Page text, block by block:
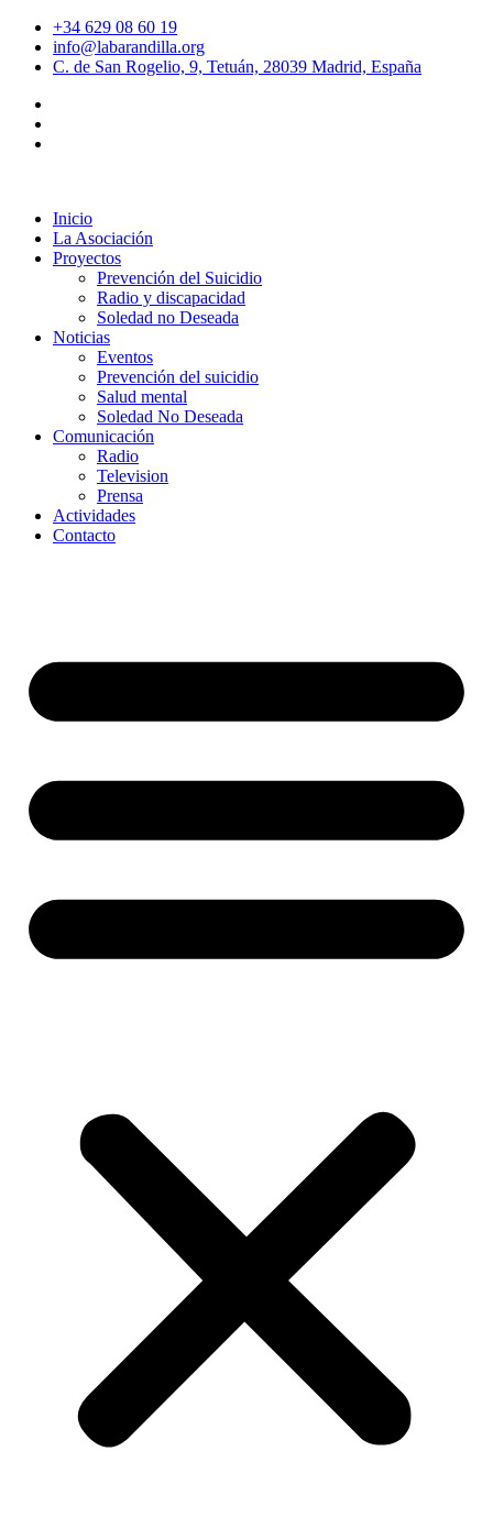
+34 629 08 60 19
info@labarandilla.org
C. de San Rogelio, 9, Tetuán, 28039 Madrid, España
Inicio
La Asociación
Proyectos
Prevención del Suicidio
Radio y discapacidad
Soledad no Deseada
Noticias
Eventos
Prevención del suicidio
Salud mental
Soledad No Deseada
Comunicación
Radio
Television
Prensa
Actividades
Contacto